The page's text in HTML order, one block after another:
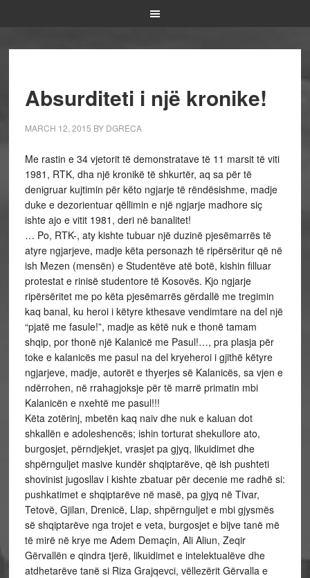
Absurditeti i një kronike!
MARCH 12, 2015 BY DGRECA
Me rastin e 34 vjetorit të demonstratave të 11 marsit të viti
1981, RTK, dha një kronikë të shkurtër, aq sa për të
denigruar kujtimin për këto ngjarje të rëndësishme, madje
duke e dezorientuar qëllimin e një ngjarje madhore siç
ishte ajo e vitit 1981, deri në banalitet!
… Po, RTK-, aty kishte tubuar një duzinë pjesëmarrës të
atyre ngjarjeve, madje këta personazh të ripërsëritur që në
ish Mezen (mensën) e Studentëve atë botë, kishin filluar
protestat e rinisë studentore të Kosovës. Kjo ngjarje
ripërsëritet me po këta pjesëmarrës gërdallë me tregimin
kaq banal, ku heroi i këtyre kthesave vendimtare na del një
“pjatë me fasule!”, madje as këtë nuk e thonë tamam
shqip, por thonë një Kalanicë me Pasul!…, pra plasja për
toke e kalanicës me pasul na del kryeheroi i gjithë këtyre
ngjarjeve, madje, autorët e thyerjes së Kalanicës, sa vjen e
ndërrohen, në rrahagjoksje për të marrë primatin mbi
Kalanicën e nxehtë me pasul!!!
Këta zotërinj, mbetën kaq naiv dhe nuk e kaluan dot
shkallën e adoleshencës; ishin torturat shekullore ato,
burgosjet, përndjekjet, vrasjet pa gjyq, likuidimet dhe
shpërnguljet masive kundër shqiptarëve, që ish pushteti
shovinist jugosllav i kishte zbatuar për decenie me radhë si:
pushkatimet e shqiptarëve në masë, pa gjyq në Tivar,
Tetovë, Gjilan, Drenicë, Llap, shpërnguljet e mbi gjysmës
së shqiptarëve nga trojet e veta, burgosjet e bijve tanë më
të mirë në krye me Adem Demaçin, Ali Aliun, Zeqir
Gërvallën e qindra tjerë, likuidimet e intelektualëve dhe
atdhetarëve tanë si Riza Grajqevci, vëllezërit Gërvalla e